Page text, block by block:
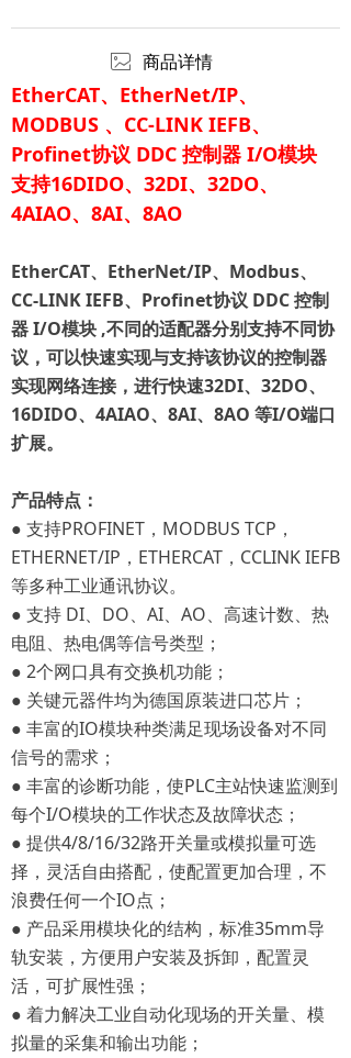
商品详情
EtherCAT、 EtherNet/IP、
MODBUS 、CC-LINK IEFB、
Profinet协议 DDC 控制器 I/O模块
支持16DIDO、32DI、32DO、
4AIAO、8AI、8AO
EtherCAT、EtherNet/IP、Modbus、
CC-LINK IEFB、Profinet协议 DDC 控制
器 I/O模块 ,不同的适配器分别支持不同协
议，可以快速实现与支持该协议的控制器
实现网络连接，进行快速32DI、32DO、
16DIDO、4AIAO、8AI、8AO 等I/O端口
扩展。
产品特点：
● 支持PROFINET，MODBUS TCP，
ETHERNET/IP，ETHERCAT，CCLINK IEFB
等多种工业通讯协议。
● 支持 DI、DO、AI、AO、高速计数、热
电阻、热电偶等信号类型；
● 2个网口具有交换机功能；
● 关键元器件均为德国原装进口芯片；
● 丰富的IO模块种类满足现场设备对不同
信号的需求；
● 丰富的诊断功能，使PLC主站快速监测到
每个I/O模块的工作状态及故障状态；
● 提供4/8/16/32路开关量或模拟量可选
择，灵活自由搭配，使配置更加合理，不
浪费任何一个IO点；
● 产品采用模块化的结构，标准35mm导
轨安装，方便用户安装及拆卸，配置灵
活，可扩展性强；
● 着力解决工业自动化现场的开关量、模
拟量的采集和输出功能；
ꂈ